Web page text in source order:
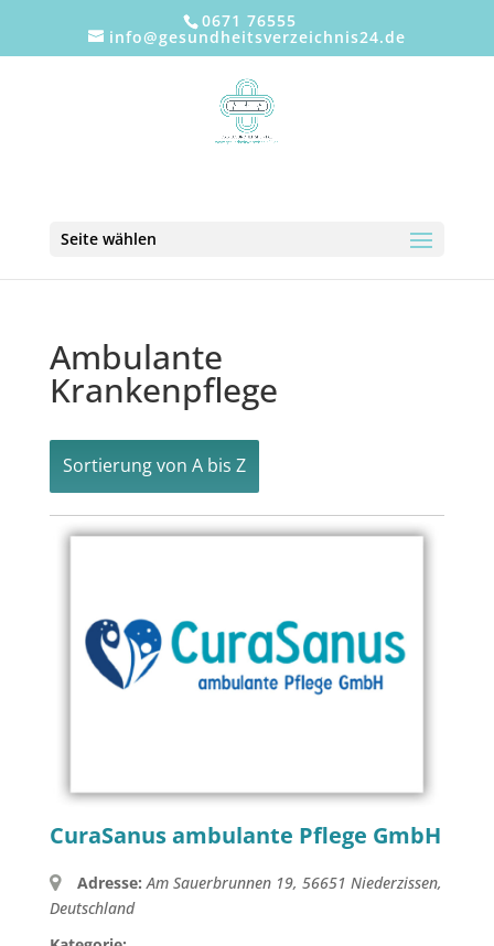
0671 76555
info@gesundheitsverzeichnis24.de
Seite wählen
Ambulante
Krankenpflege
Sortierung von A bis Z
CuraSanus ambulante Pflege GmbH
Adresse: Am Sauerbrunnen 19, 56651 Niederzissen,
Deutschland